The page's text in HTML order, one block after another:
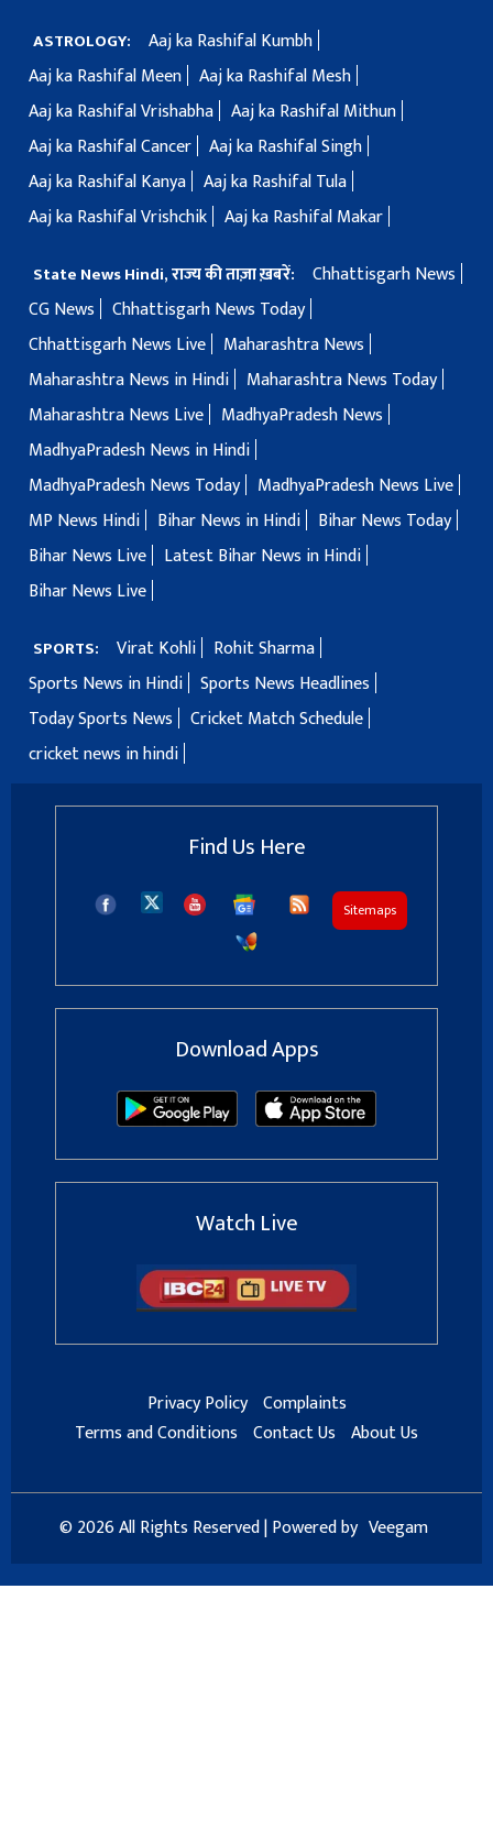
ASTROLOGY:
Aaj ka Rashifal Kumbh
Aaj ka Rashifal Meen Aaj ka Rashifal Mesh
Aaj ka Rashifal Vrishabha Aaj ka Rashifal Mithun
Aaj ka Rashifal Cancer Aaj ka Rashifal Singh
Aaj ka Rashifal Kanya Aaj ka Rashifal Tula
Aaj ka Rashifal Vrishchik Aaj ka Rashifal Makar
State News Hindi, राज्य की ताज़ा ख़बरें:
Chhattisgarh News
CG News
Chhattisgarh News Today
Chhattisgarh News Live
Maharashtra News
Maharashtra News in Hindi
Maharashtra News Today
Maharashtra News Live
MadhyaPradesh News
MadhyaPradesh News in Hindi
MadhyaPradesh News Today
MadhyaPradesh News Live
MP News Hindi
Bihar News in Hindi
Bihar News Today
Bihar News Live
Latest Bihar News in Hindi
Bihar News Live
SPORTS: Virat Kohli
Rohit Sharma
Sports News in Hindi Sports News Headlines
Today Sports News
Cricket Match Schedule
cricket news in hindi
Find Us Here
Sitemaps
Download Apps
Watch Live
Privacy Policy Complaints
Terms and Conditions Contact Us About Us
© 2026 All Rights Reserved | Powered by Veegam